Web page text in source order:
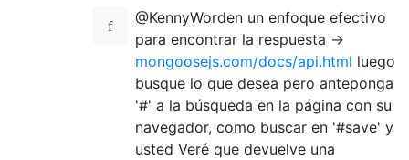
@KennyWorden un enfoque efectivo
para encontrar la respuesta ->
mongoosejs.com/docs/api.html luego
busque lo que desea pero anteponga
'#' a la búsqueda en la página con su
navegador, como buscar en '#save' y
usted Veré que devuelve una